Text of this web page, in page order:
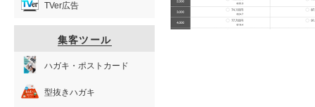
TVer広告
集客ツール
ハガキ・ポストカード
型抜きハガキ